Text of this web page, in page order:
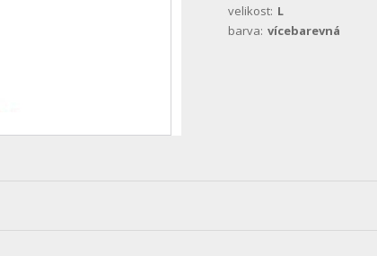
velikost: L
barva: vícebarevná